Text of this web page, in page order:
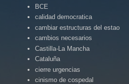
BCE
calidad democratica
cambiar estructuras del estao
cambios necesarios
Castilla-La Mancha
Cataluña
cierre urgencias
cinismo de cospedal